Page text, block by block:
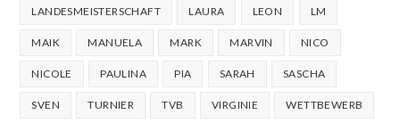
LANDESMEISTERSCHAFT LAURA LEON LM
MAIK MANUELA MARK MARVIN NICO
NICOLE PAULINA PIA SARAH SASCHA
SVEN TURNIER TVB VIRGINIE WETTBEWERB